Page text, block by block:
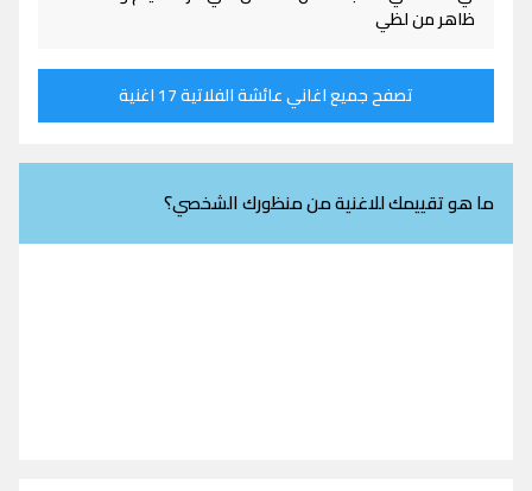
ظاهر من لظي
تصفح جميع اغاني عائشة الفلاتية 17 اغنية
ما هو تقييمك للاغنية من منظورك الشخصي؟